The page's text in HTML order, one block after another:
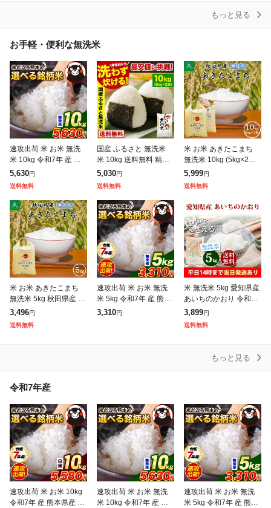
もっと見る
お手軽・便利な無洗米
速攻出荷 米 お米 無洗
米 10kg 令和7年 産 熊
本県産 ブランド米 銘柄
米 選べる 5kg × 2 ひの
ひかり くまさんの
5,630円
送料無料
国産 ふるさと 無洗米
米 10kg 送料無料 精米
国産ふるさと無洗米 非
常食 保存食 こめ コメ k
ome くまもと風土
5,030円
送料無料
米 お米 あきたこまち
無洗米 10kg (5kg×2袋)
秋田県産 送料無料 令和
7年産 / 選べるプレゼン
ト付き akm10
5,999円
送料無料
米 お米 あきたこまち
無洗米 5kg 秋田県産 令
和7年産 送料無料 / 古代
米30g付き akm5
3,496円
送料無料
速攻出荷 米 お米 無洗
米 5kg 令和7年 産 熊本
県産 二大ブランド米 銘
3,310円
米 無洗米 5kg 愛知県産
あいちのかおり 令和7
年産 お米 5kg 送料無料
北海道・沖縄は追加送
料 営業日14時まで即日
3,899円
送料無料
もっと見る
令和7年産
速攻出荷 米 お米 10kg
令和7年 産 熊本県産 ブ
速攻出荷 米 お米 無洗
米 10kg 令和7年 産 熊
速攻出荷 米 お米 無洗
米 5kg 令和7年 産 熊本